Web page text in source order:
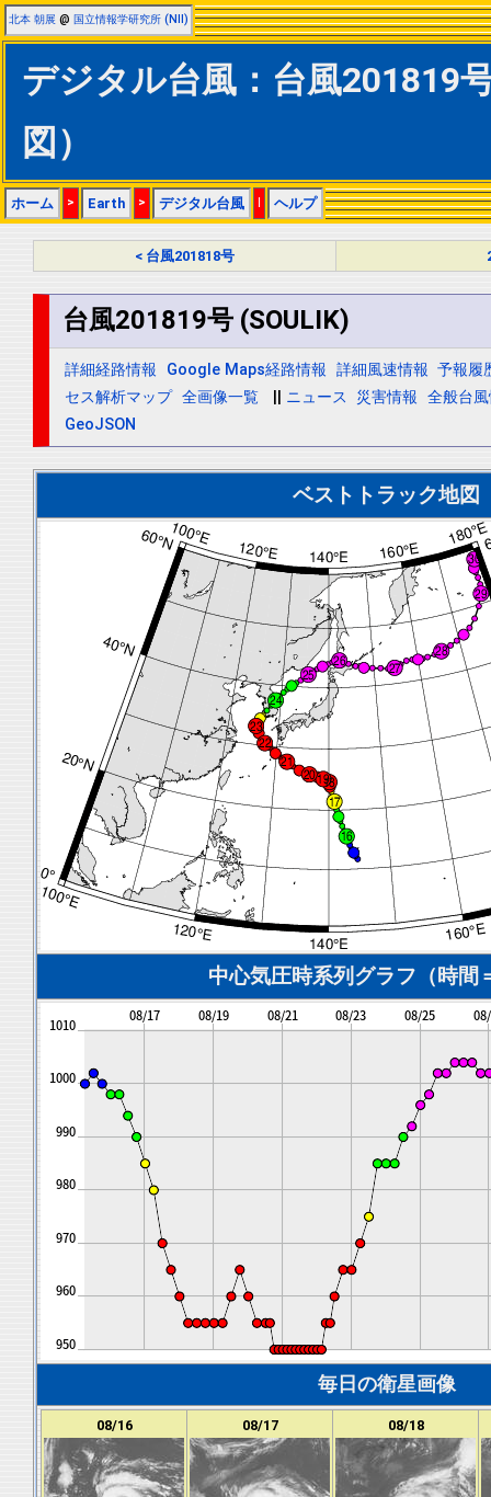
北本 朝展 @ 国立情報学研究所 (NII)
デジタル台風：台風201819
図）
ホーム > Earth > デジタル台風 | ヘルプ
< 台風201818号
台風201819号 (SOULIK)
詳細経路情報 Google Maps経路情報 詳細風速情報 予報履
セス解析マップ 全画像一覧 ニュース 災害情報 全般台
GeoJSON
ベストトラック地図
中心気圧時系列グラフ（時間
毎日の衛星画像
08/16 08/17 08/18